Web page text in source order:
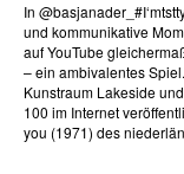
In
und kommunikative
auf YouTube
– ein ambivalentes
Kunstraum Lakeside
100 im Internet
you (1971) des